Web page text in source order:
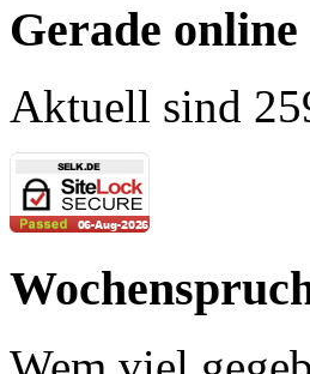
Gerade online
Aktuell sind